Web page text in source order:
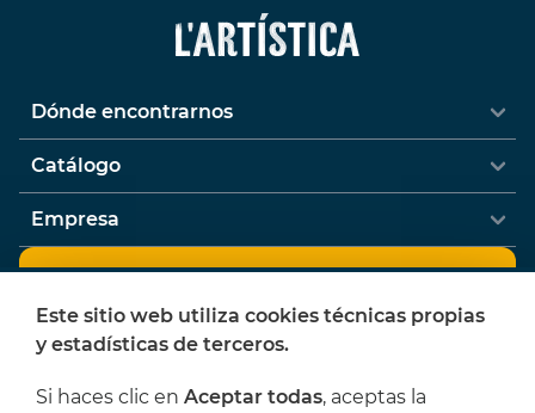
Dónde encontrarnos
Catálogo
Empresa
Newsletter
¿Quieres recibir ofertas y novedades de
Este sitio web utiliza cookies técnicas propias
y estadísticas de terceros.
Si haces clic en Aceptar todas, aceptas la